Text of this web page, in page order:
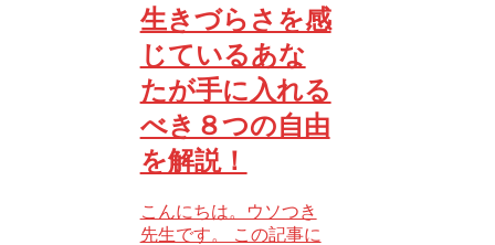
生きづらさを感
じているあな
たが手に入れる
べき８つの自由
を解説！
こんにちは。ウソつき
先生です。 この記事に